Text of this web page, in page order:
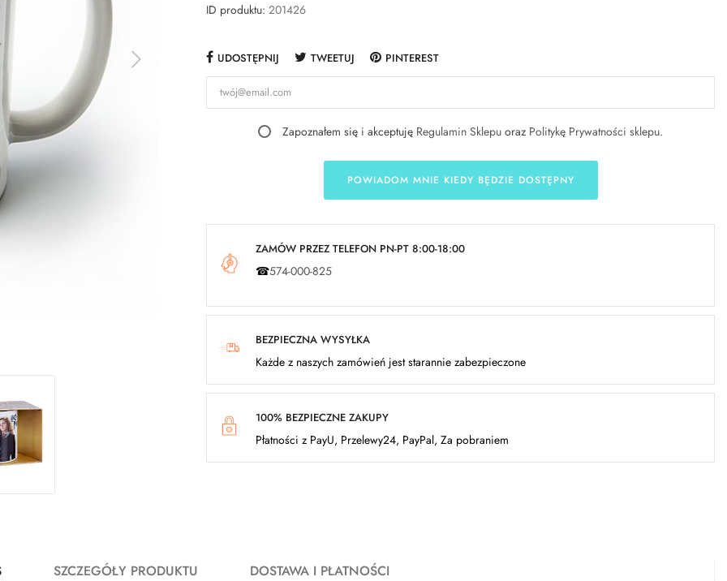
ID produktu: 201426
UDOSTĘPNIJ TWEETUJ PINTEREST
Zapoznałem się i akceptuję Regulamin Sklepu oraz Politykę Prywatności sklepu.
POWIADOM MNIE KIEDY BĘDZIE DOSTĘPNY
ZAMÓW PRZEZ TELEFON PN-PT 8:00-18:00
☎574-000-825
BEZPIECZNA WYSYŁKA
Każde z naszych zamówień jest starannie zabezpieczone
100% BEZPIECZNE ZAKUPY
Płatności z PayU, Przelewy24, PayPal, Za pobraniem
SZCZEGÓŁY PRODUKTU DOSTAWA I PŁATNOŚCI